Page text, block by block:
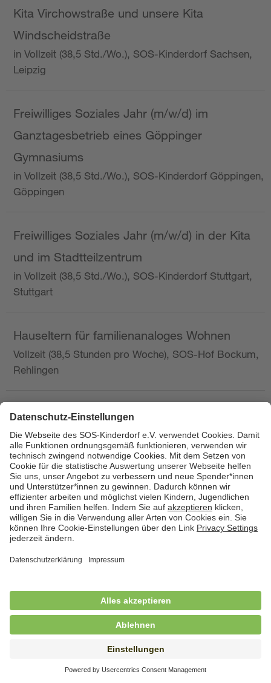
Kita Virchowstraße und unsere Kita
Windscheidstraße
in Vollzeit (38,5 Std./Wo.), SOS-Kinderdorf Sachsen,
Leipzig
Freiwilliges Soziales Jahr (m/w/d) im
Ganztagesbetrieb eines Göppinger
Gymnasiums
in Vollzeit (38,5 Std./Wo.), SOS-Kinderdorf Göppingen,
Göppingen
Freiwilliges Soziales Jahr (m/w/d) in der Kita
und im Stadtteilzentrum
in Vollzeit (38,5 Std./Wo.), SOS-Kinderdorf Stuttgart,
Stuttgart
Hauseltern für familienanaloges Wohnen
Vollzeit (38,5 Stunden pro Woche), SOS-Hof Bockum,
Rehlingen
Hauswirtschafterin / Köchin (m/w/d) als
Ausbilderin (m/w/d) im Bereich
Nahrungszubereitung
in Vollzeit (38,5 Std./Wo.), SOS-Kinderdorf
Saarbrücken, Saarbrücken
Hauswirtschaftskraft (m/w/d)
in Teilzeit (mind. 20 - max. 30 Std./.Wo.), SOS-
Hauswirtschaftskraft (m/w/d)
in unbefristeter Anstellung, Teilzeit (20 Std./Wo.), SOS-
Kinderdorf Dortmund, Hagen